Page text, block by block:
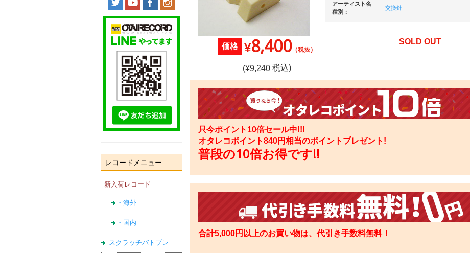
レコードメニュー
新入荷レコード
・海外
・国内
スクラッチバトブレ
アーティスト名
種別：
交換針
価格 ¥8,400（税抜）
(¥9,240税込)
SOLD OUT
只今ポイント10倍セール中!!!
オタレコポイント840円相当のポイントプレゼント!
普段の10倍お得です!!
合計5,000円以上のお買い物は、代引き手数料無料！